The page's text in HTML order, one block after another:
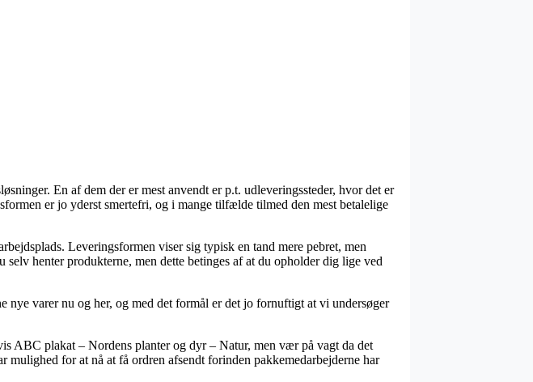
En af dem der er mest anvendt er p.t. udleveringssteder, hvor det er
er jo yderst smertefri, og i mange tilfælde tilmed den mest betalelige
Leveringsformen viser sig typisk en tand mere pebret, men
henter produkterne, men dette betinges af at du opholder dig lige ved
varer nu og her, og med det formål er det jo fornuftigt at vi undersøger
ABC plakat – Nordens planter og dyr – Natur, men vær på vagt da det
mulighed for at nå at få ordren afsendt forinden pakkemedarbejderne har